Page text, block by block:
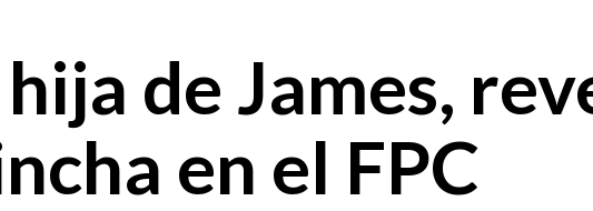
de James,
en el FPC